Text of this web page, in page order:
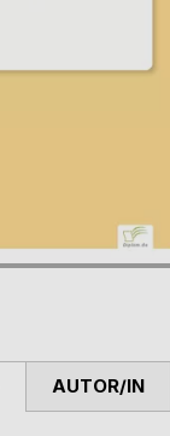
AUTOR/IN